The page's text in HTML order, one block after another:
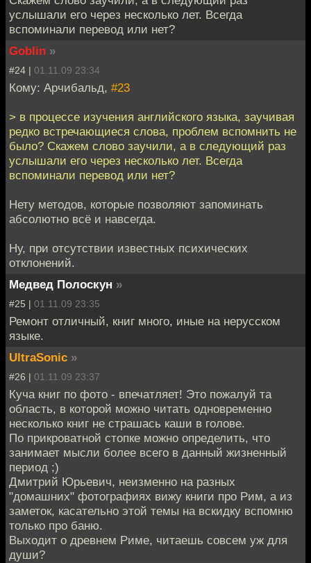
услышали его через несколько лет. Всегда
вспоминали перевод или нет?
Goblin »
#24 | 01.11.09 23:34
Кому: Арчибальд, #23
> в процессе изучения английского языка, заучивая
редко встречающиеся слова, проблем вспомнить не
было? Скажем слово заучили, а в следующий раз
услышали его через несколько лет. Всегда
вспоминали перевод или нет?
Нету методов, которые позволяют запоминать
абсолютно всё и навсегда.
Ну, при отсутствии известных психических
отклонений.
Медвед Полоскун »
#25 | 01.11.09 23:35
Ремонт отличный, книг много, иные на нерусском
языке.
UltraSonic »
#26 | 01.11.09 23:37
Куча книг по фото - впечатляет! Это пожалуй та
область, в которой можно читать одновременно
несколько книг не страшась каши в голове.
По прикроватной стопке можно определить, что
занимает мысли более всего в данный жизненный
период ;)
Дмитрий Юрьевич, неизменно на разных
"домашних" фотографиях вижу книги про Рим, а из
заметок, касательно этой темы на вскидку вспомню
только про баню.
Выходит о древнем Риме, читаешь совсем уж для
души?